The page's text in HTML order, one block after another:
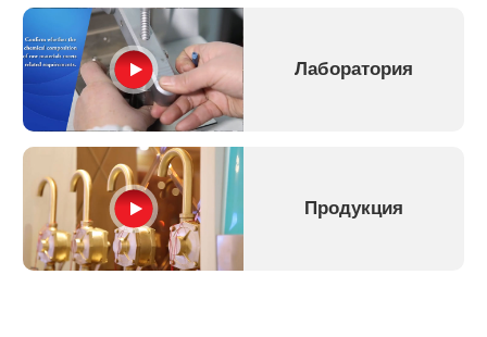
Лаборатория
Продукция